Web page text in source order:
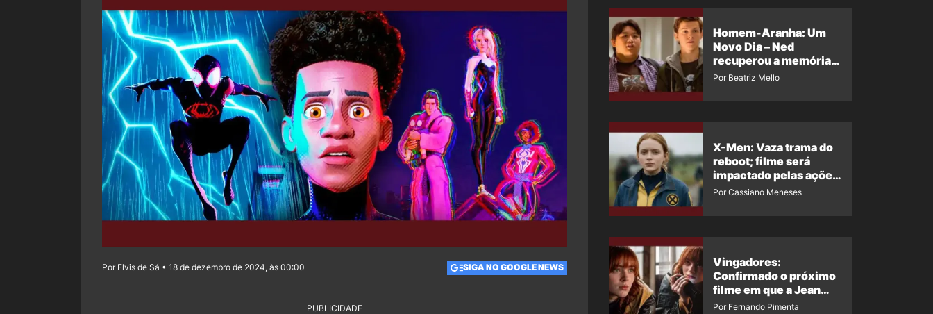
Por Elvis de Sá • 18 de dezembro de 2024, às 00:00 SIGA NO GOOGLE NEWS
PUBLICIDADE
Homem-Aranha: Um
Novo Dia – Ned
recuperou a memória?
Ator quebra o silêncio
Por Beatriz Mello
X-Men: Vaza trama do
reboot; filme será
impactado pelas ações
de Jean Grey em
Por Cassiano Meneses
Vingadores:
Confirmado o próximo
filme em que a Jean
Grey irá aparecer
Por Fernando Pimenta